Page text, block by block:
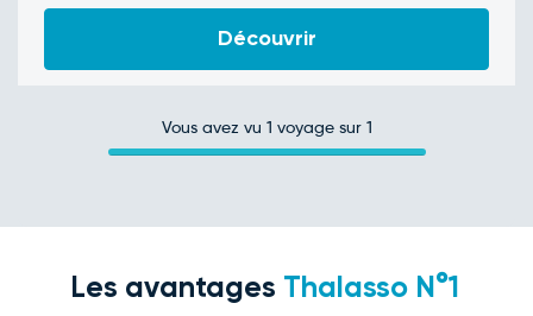
Découvrir
Vous avez vu 1 voyage sur 1
Les avantages Thalasso N°1